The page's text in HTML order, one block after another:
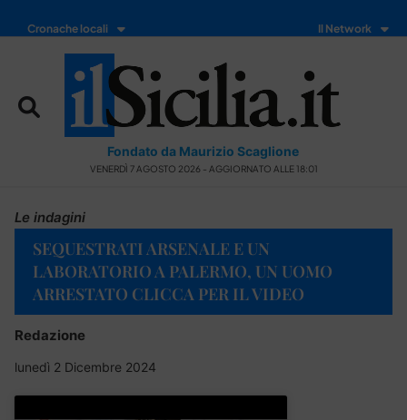
Cronache locali Il Network
Fondato da Maurizio Scaglione
VENERDÌ 7 AGOSTO 2026 - AGGIORNATO ALLE 18:01
Le indagini
SEQUESTRATI ARSENALE E UN
LABORATORIO A PALERMO, UN UOMO
ARRESTATO CLICCA PER IL VIDEO
Redazione
lunedì 2 Dicembre 2024